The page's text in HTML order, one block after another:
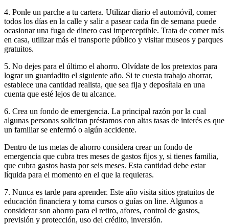
4. Ponle un parche a tu cartera. Utilizar diario el automóvil, comer
todos los días en la calle y salir a pasear cada fin de semana puede
ocasionar una fuga de dinero casi imperceptible. Trata de comer más
en casa, utilizar más el transporte público y visitar museos y parques
gratuitos.
5. No dejes para el último el ahorro. Olvídate de los pretextos para
lograr un guardadito el siguiente año. Si te cuesta trabajo ahorrar,
establece una cantidad realista, que sea fija y deposítala en una
cuenta que esté lejos de tu alcance.
6. Crea un fondo de emergencia. La principal razón por la cual
algunas personas solicitan préstamos con altas tasas de interés es que
un familiar se enfermó o algún accidente.
Dentro de tus metas de ahorro considera crear un fondo de
emergencia que cubra tres meses de gastos fijos y, si tienes familia,
que cubra gastos hasta por seis meses. Esta cantidad debe estar
líquida para el momento en el que la requieras.
7. Nunca es tarde para aprender. Este año visita sitios gratuitos de
educación financiera y toma cursos o guías on line. Algunos a
considerar son ahorro para el retiro, afores, control de gastos,
previsión y protección, uso del crédito, inversión.